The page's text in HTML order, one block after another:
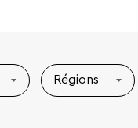
Régions